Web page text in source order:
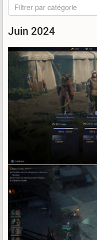
Filtrer par catégorie
Juin 2024